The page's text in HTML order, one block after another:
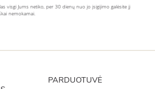
visgi Jums netiko, per 30 dienų nuo jo įsigijimo galėsite jį
nemokamai.
PARDUOTUVĖ